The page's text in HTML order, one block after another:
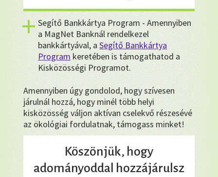
Segítő Bankkártya Program - Amennyiben
a MagNet Banknál rendelkezel
bankkártyával, aSegítő Bankkártya
Programkeretében is támogathatod a
Kisközösségi Programot.
Amennyiben úgy gondolod, hogy szívesen
járulnál hozzá, hogy minél több helyi
kisközösség váljon aktívan cselekvő részesévé
az ökológiai fordulatnak, támogass minket!
Köszönjük, hogy
adományoddal hozzájárulsz